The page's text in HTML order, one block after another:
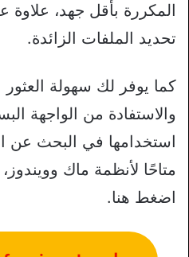
المكررة بأقل جهد، علاوة
تحديد الملفات الزائدة.
كما يوفر لك سهولة العثور
والاستفادة من الواجهة
استخدامها في البحث عن
متاحًا لأنظمة ماك
اضغط هنا.